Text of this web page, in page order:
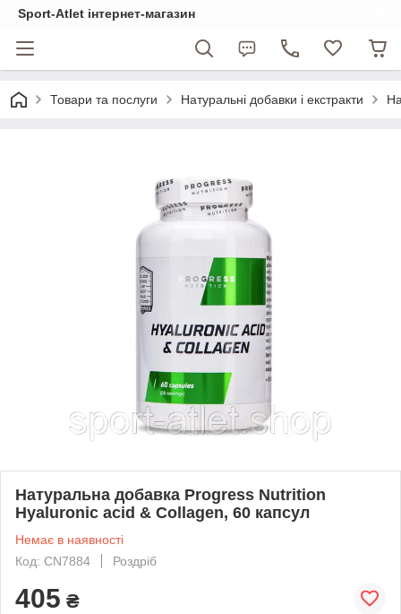
Sport-Atlet інтернет-магазин
Товари та послуги Натуральні добавки і екстракти
Натуральна добавка Progress Nutrition
Hyaluronic acid & Collagen, 60 капсул
Немає в наявності
Код: CN7884
Роздріб
405 ₴